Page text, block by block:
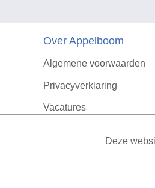
Over Appelboom
Algemene voorwaarden
Privacyverklaring
Vacatures
Deze